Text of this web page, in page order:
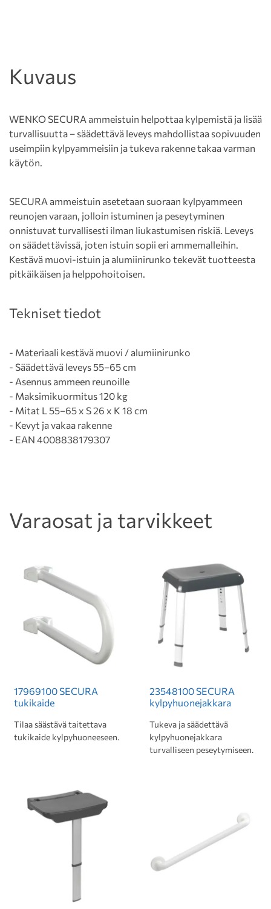
Kuvaus
WENKO SECURA ammeistuin helpottaa kylpemistä ja lisää
turvallisuutta – säädettävä leveys mahdollistaa sopivuuden
useimpiin kylpyammeisiin ja tukeva rakenne takaa varman
käytön.
SECURA ammeistuin asetetaan suoraan kylpyammeen
reunojen varaan, jolloin istuminen ja peseytyminen
onnistuvat turvallisesti ilman liukastumisen riskiä. Leveys
on säädettävissä, joten istuin sopii eri ammemalleihin.
Kestävä muovi-istuin ja alumiinirunko tekevät tuotteesta
pitkäikäisen ja helppohoitoisen.
Tekniset tiedot
- Materiaali kestävä muovi / alumiinirunko
- Säädettävä leveys 55–65 cm
- Asennus ammeen reunoille
- Maksimikuormitus 120 kg
- Mitat L 55–65 x S 26 x K 18 cm
- Kevyt ja vakaa rakenne
- EAN 4008838179307
Varaosat ja tarvikkeet
17969100 SECURA
tukikaide
Tilaa säästävä taitettava
tukikaide kylpyhuoneeseen.
23548100 SECURA
kylpyhuonejakkara
Tukeva ja säädettävä
kylpyhuonejakkara
turvalliseen peseytymiseen.